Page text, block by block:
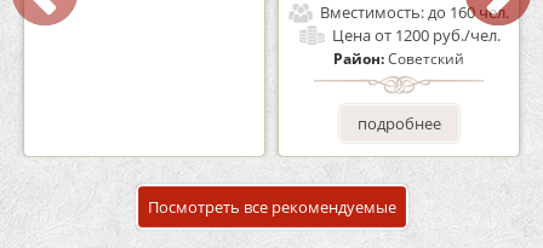
Вместимость: Вместимость:до 160 чел.
Ценаот 1200 руб./чел.
Район:Советский
подробнее
Посмотреть все рекомендуемые